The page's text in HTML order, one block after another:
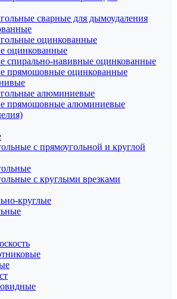
сварные для дымоудаления
оцинкованные
оцинкованные
спирально-навивные оцинкованные
прямошовные оцинкованные
алюминиевые
прямошовные алюминиевые
с прямоугольной и круглой
с круглыми врезками
круглые